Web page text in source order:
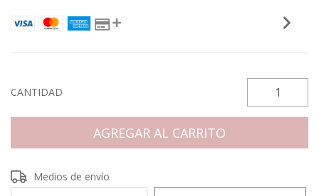
CANTIDAD
Entregas para el CP:
Medios de envío